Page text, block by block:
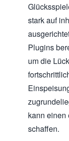
stark auf
Plugins
um die
kann einen
schaffen.